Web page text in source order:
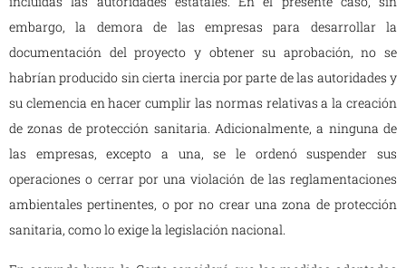
embargo, la demora de las empresas para desarrollar la
documentación del proyecto y obtener su aprobación, no se
habrían producido sin cierta inercia por parte de las autoridades y
su clemencia en hacer cumplir las normas relativas a la creación
de zonas de protección sanitaria. Adicionalmente, a ninguna de
las empresas, excepto a una, se le ordenó suspender sus
operaciones o cerrar por una violación de las reglamentaciones
ambientales pertinentes, o por no crear una zona de protección
sanitaria, como lo exige la legislación nacional.